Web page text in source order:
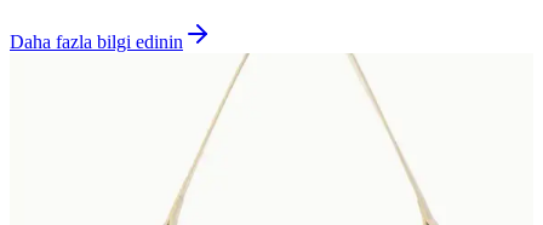
Daha fazla bilgi edinin